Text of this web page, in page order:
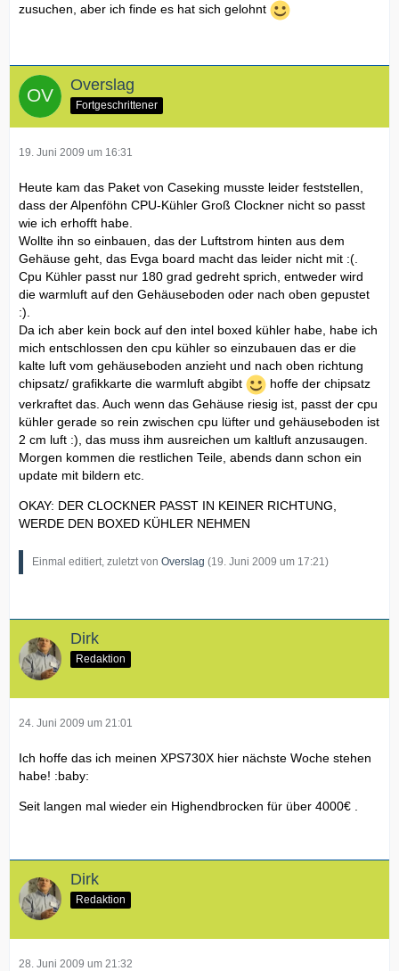
zusuchen, aber ich finde es hat sich gelohnt
Overslag
Fortgeschrittener
19. Juni 2009 um 16:31
Heute kam das Paket von Caseking musste leider feststellen,
dass der Alpenföhn CPU-Kühler Groß Clockner nicht so passt
wie ich erhofft habe.
Wollte ihn so einbauen, das der Luftstrom hinten aus dem
Gehäuse geht, das Evga board macht das leider nicht mit :(.
Cpu Kühler passt nur 180 grad gedreht sprich, entweder wird
die warmluft auf den Gehäuseboden oder nach oben gepustet
:).
Da ich aber kein bock auf den intel boxed kühler habe, habe ich
mich entschlossen den cpu kühler so einzubauen das er die
kalte luft vom gehäuseboden anzieht und nach oben richtung
chipsatz/ grafikkarte die warmluft abgibt
hoffe der chipsatz
verkraftet das. Auch wenn das Gehäuse riesig ist, passt der cpu
kühler gerade so rein zwischen cpu lüfter und gehäuseboden ist
2 cm luft :), das muss ihm ausreichen um kaltluft anzusaugen.
Morgen kommen die restlichen Teile, abends dann schon ein
update mit bildern etc.
OKAY: DER CLOCKNER PASST IN KEINER RICHTUNG,
WERDE DEN BOXED KÜHLER NEHMEN
Einmal editiert, zuletzt von Overslag (19. Juni 2009 um 17:21)
Dirk
Redaktion
24. Juni 2009 um 21:01
Ich hoffe das ich meinen XPS730X hier nächste Woche stehen
habe! :baby:
Seit langen mal wieder ein Highendbrocken für über 4000€ .
Dirk
Redaktion
28. Juni 2009 um 21:32